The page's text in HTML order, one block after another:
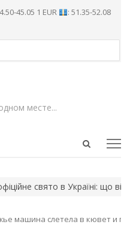
45.05 1 EUR
: 51.35-52.08
месте...
Open
свято в Україні: що
машина слетела в кювет и